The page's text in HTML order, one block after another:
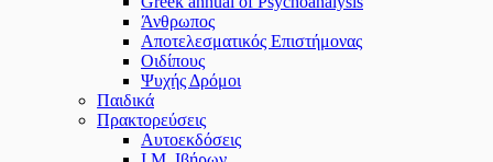
Άνθρωπος
Αποτελεσματικός Επιστήμονας
Οιδίπους
Ψυχής Δρόμοι
Παιδικά
Πρακτoρεύσεις
Αυτοεκδόσεις